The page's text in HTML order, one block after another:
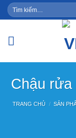
Skip
to
Tìm
kiếm:
Chậu rửa
TRANG CHỦ / SẢN